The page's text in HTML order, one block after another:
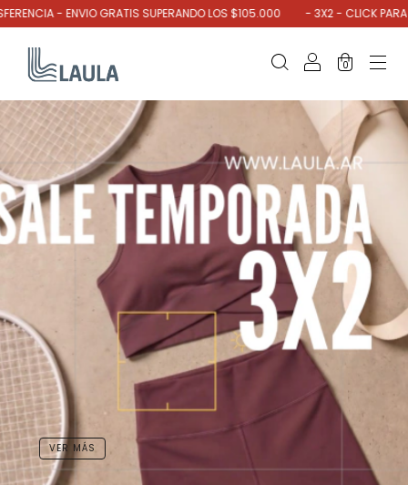
ENVIO GRATIS SUPERANDO LOS $105.000 - 3X2 - CLICK PARA VER MÁS
0
VER MÁS